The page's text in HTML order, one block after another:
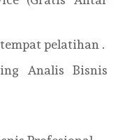
pelatihan .
Analis Bisnis